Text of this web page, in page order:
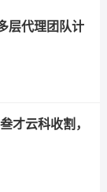
层代理团队计
才云科收割，